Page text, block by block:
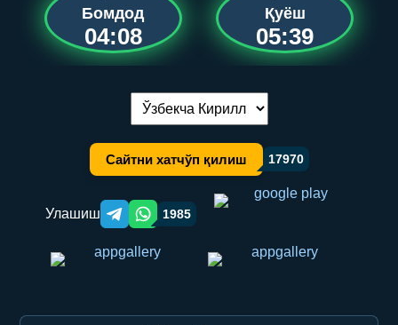
Бомдод
04:08
Қуёш
05:39
Тилни алмаштириш:
Сайтни хатчўп қилиш 17970
Улашиш Telegram orqali ulashish
WhatsApp orqali ulashish
1985